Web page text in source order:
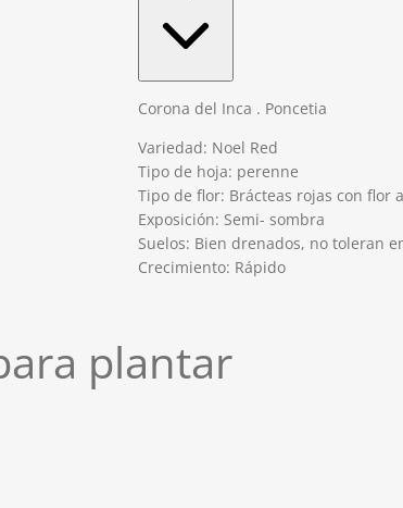
Corona del Inca . Poncetia
Variedad: Noel Red
Tipo de hoja: perenne
Tipo de flor: Brácteas rojas con flor
Exposición: Semi- sombra
Suelos: Bien drenados, no toleran
Crecimiento: Rápido
plantar